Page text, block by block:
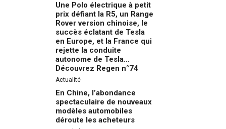
Une Polo électrique à petit
prix défiant la R5, un Range
Rover version chinoise, le
succès éclatant de Tesla
en Europe, et la France qui
rejette la conduite
autonome de Tesla…
Découvrez Regen n°74
Actualité
En Chine, l’abondance
spectaculaire de nouveaux
modèles automobiles
déroute les acheteurs